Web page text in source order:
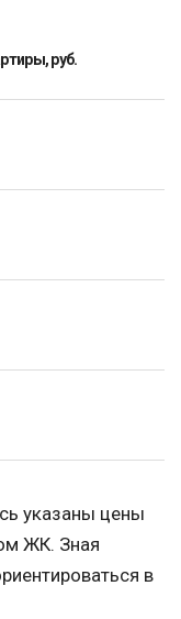
руб.
указаны цены
ЖК. Зная
в